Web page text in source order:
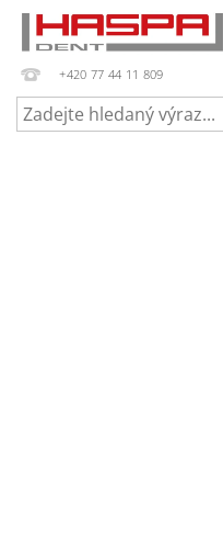
+420 77 44 11 809